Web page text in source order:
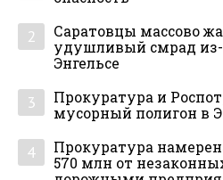
2
Саратовцы массово
удушливый смрад из-
Энгельсе
3
Прокуратура и
мусорный полигон в
4
Прокуратура
570 млн от